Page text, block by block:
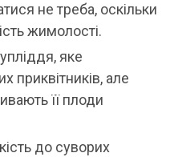
не треба, оскільки
жимолості.
яке
приквітників, але
її плоди
до суворих